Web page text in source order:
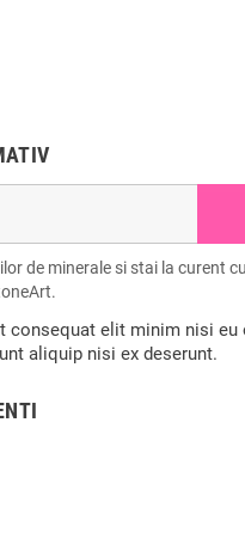
de minerale si stai la curent
consequat elit minim nisi eu
aliquip nisi ex deserunt.